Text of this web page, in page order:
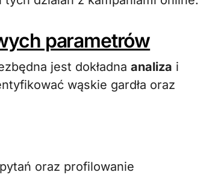
parametrów
jest dokładna analiza i
wąskie gardła oraz
oraz profilowanie